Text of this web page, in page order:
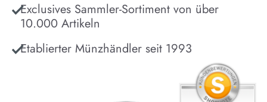
Exclusives Sammler-Sortiment von über
10.000 Artikeln
Etablierter Münzhändler seit 1993